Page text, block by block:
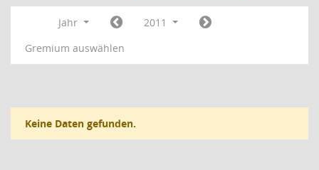
Jahr
2011
Gremium auswählen
Keine Daten gefunden.